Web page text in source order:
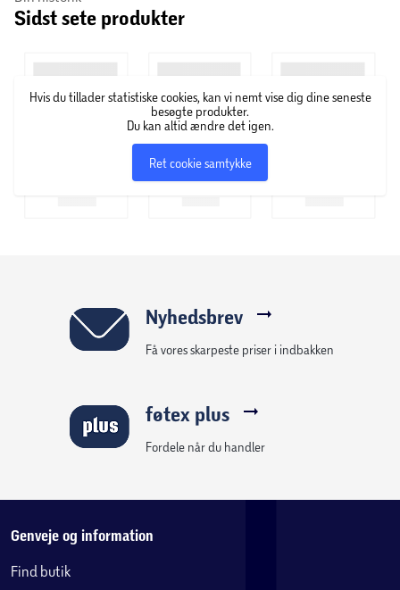
du blandt andet Omega-3 som premium, til sure opstød og
Sidst sete produkter
Hvis du tillader statistiske cookies, kan vi nemt vise dig dine seneste
besøgte produkter.
Du kan altid ændre det igen.
Ret cookie samtykke
Nyhedsbrev
Få vores skarpeste priser i indbakken
føtex plus
Fordele når du handler
Genveje og information
Find butik